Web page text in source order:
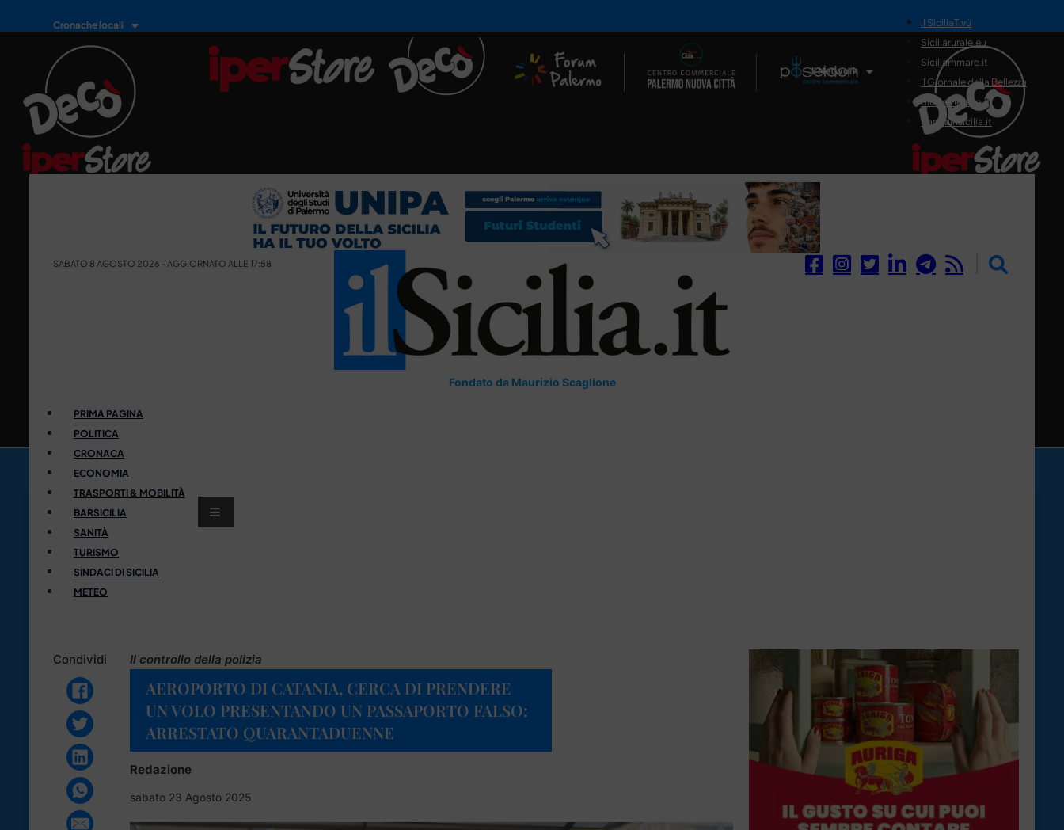
Cronache locali
Il Network
il SiciliaTivù
Siciliarurale.eu
Siciliammare.it
Il Giornale della Bellezza
Siciliamedica.it
Sanitainsicilia.it
SABATO 8 AGOSTO 2026 - AGGIORNATO ALLE 17:58
Fondato da Maurizio Scaglione
PRIMA PAGINA
POLITICA
CRONACA
ECONOMIA
TRASPORTI & MOBILITÀ
BARSICILIA
SANITÀ
TURISMO
SINDACI DI SICILIA
METEO
Condividi Il controllo della polizia
AEROPORTO DI CATANIA, CERCA DI PRENDERE
UN VOLO PRESENTANDO UN PASSAPORTO FALSO:
ARRESTATO QUARANTADUENNE
Redazione
sabato 23 Agosto 2025